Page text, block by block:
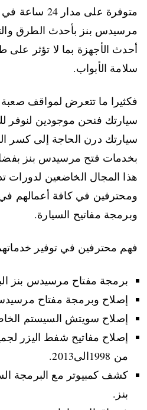
متوفرة على
مرسيدس بنز بأحدث الطرق
أحدث الأجهزة بما لا تؤثر على
سلامة الأبواب.
فكثيرا ما تتعرض لمواقف
سيارتك فنحن موجودين لنوفر
سيارتك درن الحاجة إلى كسر
بخدمات فتح مرسيدس بنز
هذا المجال الخاضعين لدورات
ومحترفين في كافة أعمالهم
وبرمجة مفاتيح السيارة.
فهم محترفين في توفير
برمجة مفتاح مرسيدس بنز
إصلاح وبرمجة مفتاح
إصلاح سويتش السيستم
إصلاح مفاتيح شفط اليزر
من 1998الى2013.
كشف كمبيوتر مع البرمجة
بنز.